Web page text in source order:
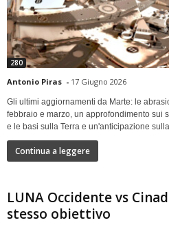
280
Antonio Piras - 17 Giugno 2026
Gli ultimi aggiornamenti da Marte: le
febbraio e marzo, un approfondimento sui
e le basi sulla Terra e un'anticipazione
Continua a leggere
LUNA Occidente vs
stesso obiettivo